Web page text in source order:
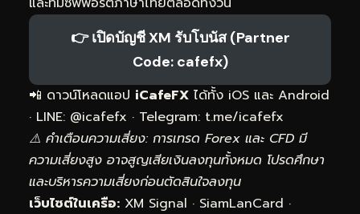
👉 เปิดบัญชี XM รับโบนัส (Partner
Code: cafefx)
📲 ดาวน์โหลดแอป iCafeFX ได้ทั้ง iOS และ Android
· LINE: @icafefx · Telegram: t.me/icafefx
⚠️ คำเตือนความเสี่ยง: การเทรด Forex และ CFD มี
ความเสี่ยงสูง อาจสูญเสียเงินลงทุนทั้งหมด โปรดศึกษา
และบริหารความเสี่ยงก่อนตัดสินใจลงทุน
เว็บไซต์ในเครือ: XM Signal · SiamLanCard ·